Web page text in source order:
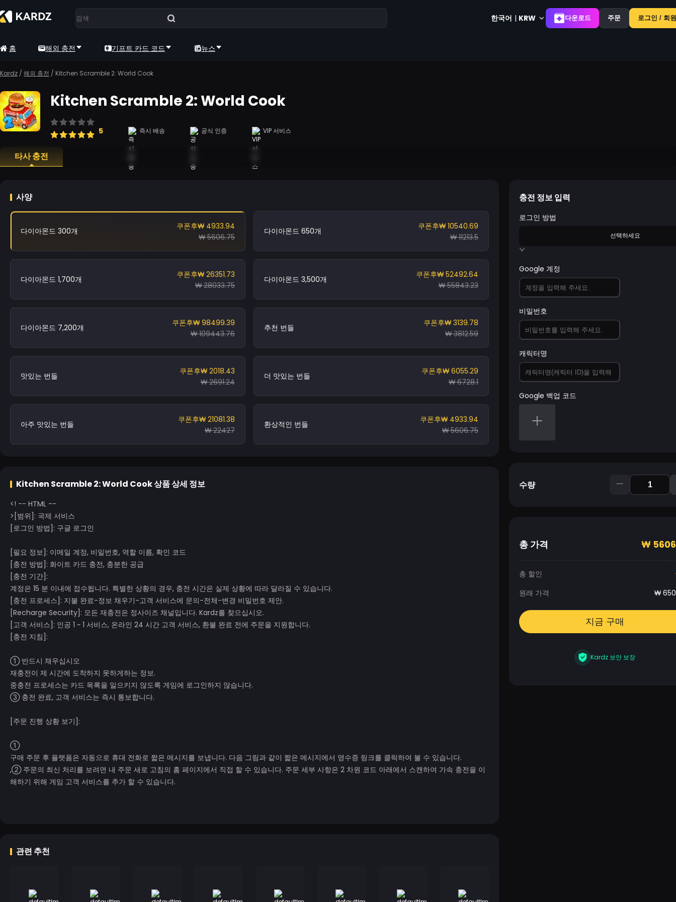
한국어 | KRW 다운로드 주문 로그인 / 회
홈 해외 충전 기프트 카드 코드 뉴스
Kardz / 해외 충전 / Kitchen Scramble 2: World Cook
Kitchen Scramble 2: World Cook
5 즉시 배송 공식 인증 VIP 서비스
타사 충전
사양
다이아몬드 300개 쿠폰후₩ 4933.94
₩ 5606.75
다이아몬드 650개 쿠폰후₩ 10540.69
₩ 11213.5
다이아몬드 1,700개 쿠폰후₩ 26351.73
₩ 28033.75
다이아몬드 3,500개 쿠폰후₩ 52492.64
₩ 55843.23
다이아몬드 7,200개 쿠폰후₩ 98499.39
₩ 109443.76
추천 번들 쿠폰후₩ 3139.78
₩ 3812.59
맛있는 번들 쿠폰후₩ 2018.43
₩ 2691.24
더 맛있는 번들 쿠폰후₩ 6055.29
₩ 6728.1
아주 맛있는 번들 쿠폰후₩ 21081.38
₩ 22427
환상적인 번들 쿠폰후₩ 4933.94
₩ 5606.75
Kitchen Scramble 2: World Cook상품 상세 정보
<! -- HTML --
> [범위]: 국제 서비스
[로그인 방법]: 구글 로그인
[필요 정보]: 이메일 계정, 비밀번호, 역할 이름, 확인 코드
[충전 방법]: 화이트 카드 충전, 충분한 공급
[충전 기간]:
계정은 15 분 이내에 접수됩니다. 특별한 상황의 경우, 충전 시간은 실제 상황에 따라 달라질 수 있습니다.
[충전 프로세스]: 지불 완료-정보 채우기-고객 서비스에 문의-전체-변경 비밀번호 제안.
[Recharge Security]: 모든 재충전은 정사이즈 채널입니다. Kardz를 찾으십시오.
[고객 서비스]: 인공 1 ~ 1 서비스, 온라인 24 시간 고객 서비스, 환불 완료 전에 주문을 지원합니다.
[충전 지침]:
① 반드시 채우십시오
재충전이 제 시간에 도착하지 못하게하는 정보.
중충전 프로세스는 카드 목록을 일으키지 않도록 게임에 로그인하지 않습니다.
③ 충전 완료, 고객 서비스는 즉시 통보합니다.
[주문 진행 상황 보기]:
①
구매 주문 후 플랫폼은 자동으로 휴대 전화로 짧은 메시지를 보냅니다. 다음 그림과 같이 짧은 메시지에서 영수증 링크를 클릭하여 볼 수 있습니다.
,② 주문의 최신 처리를 보려면 내 주문 새로 고침의 홈 페이지에서 직접 할 수 있습니다. 주문 세부 사항은 2 차원 코드 아래에서 스캔하여 가속 충전을 이
해하기 위해 게임 고객 서비스를 추가 할 수 있습니다.
관련 추천
충전 정보 입력
로그인 방법
선택하세요
Google 계정
비밀번호
캐릭터명
Google 백업 코드
수량
총 가격 ₩
총 할인
원래 가격
₩
지금 구매
Kardz 보안 보장